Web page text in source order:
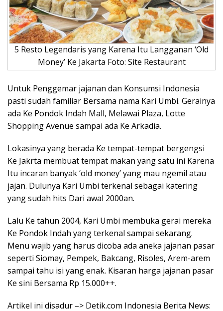
5 Resto Legendaris yang Karena Itu Langganan ‘Old
Money’ Ke Jakarta Foto: Site Restaurant
Untuk Penggemar jajanan dan Konsumsi Indonesia
pasti sudah familiar Bersama nama Kari Umbi. Gerainya
ada Ke Pondok Indah Mall, Melawai Plaza, Lotte
Shopping Avenue sampai ada Ke Arkadia.
Lokasinya yang berada Ke tempat-tempat bergengsi
Ke Jakrta membuat tempat makan yang satu ini Karena
Itu incaran banyak ‘old money’ yang mau ngemil atau
jajan. Dulunya Kari Umbi terkenal sebagai katering
yang sudah hits Dari awal 2000an.
Lalu Ke tahun 2004, Kari Umbi membuka gerai mereka
Ke Pondok Indah yang terkenal sampai sekarang.
Menu wajib yang harus dicoba ada aneka jajanan pasar
seperti Siomay, Pempek, Bakcang, Risoles, Arem-arem
sampai tahu isi yang enak. Kisaran harga jajanan pasar
Ke sini Bersama Rp 15.000++.
Artikel ini disadur –> Detik.com Indonesia Berita News: